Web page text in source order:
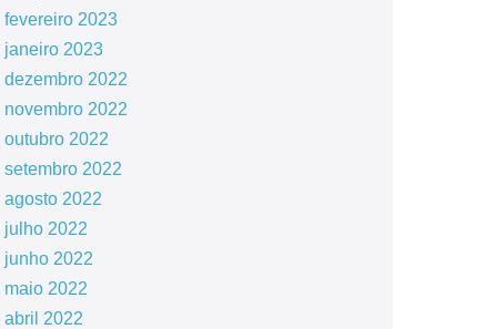
fevereiro 2023
janeiro 2023
dezembro 2022
novembro 2022
outubro 2022
setembro 2022
agosto 2022
julho 2022
junho 2022
maio 2022
abril 2022